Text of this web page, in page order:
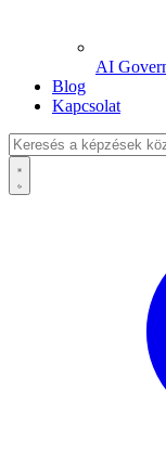
AI
Blog
Kapcsolat